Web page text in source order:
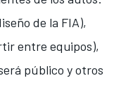
de la FIA),
entre equipos),
público y otros